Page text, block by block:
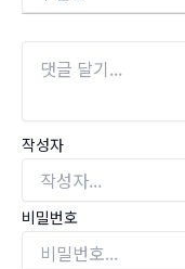
작성자
비밀번호